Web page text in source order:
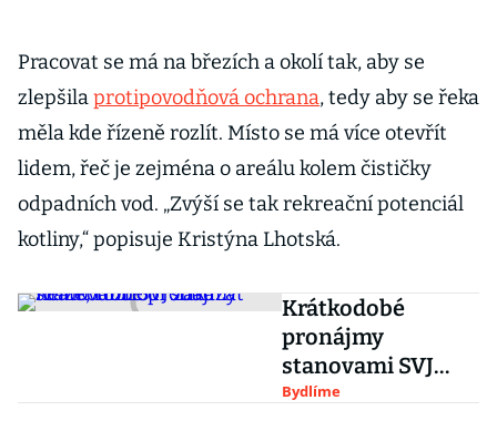
Pracovat se má na březích a okolí tak, aby se
zlepšilaprotipovodňová ochrana, tedy aby se řeka
měla kde řízeně rozlít. Místo se má více otevřít
lidem, řeč je zejména o areálu kolem čističky
odpadních vod. „Zvýší se tak rekreační potenciál
kotliny,“ popisuje Kristýna Lhotská.
Krátkodobé
pronájmy
stanovami SVJ
zakázat nelze,
Bydlíme